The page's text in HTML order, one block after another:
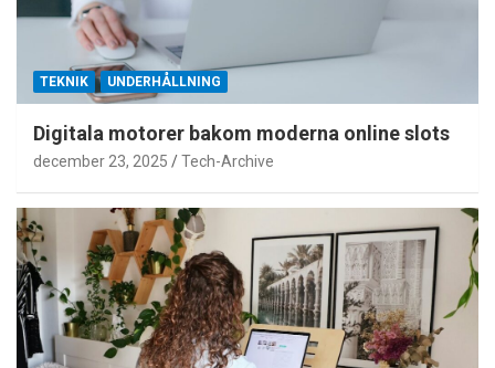
TEKNIK UNDERHÅLLNING
Digitala motorer bakom moderna online slots
december 23, 2025 Tech-Archive